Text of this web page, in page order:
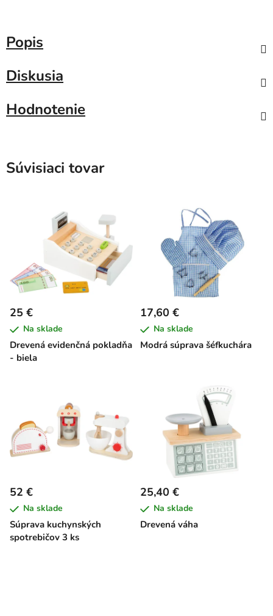
Popis
Diskusia
Hodnotenie
Súvisiaci tovar
Drevená evidenčná pokladňa
- biela
25 €
Na sklade
Modrá súprava šéfkuchára
17,60 €
Na sklade
Súprava kuchynských
spotrebičov 3 ks
52 €
Na sklade
Drevená váha
25,40 €
Na sklade